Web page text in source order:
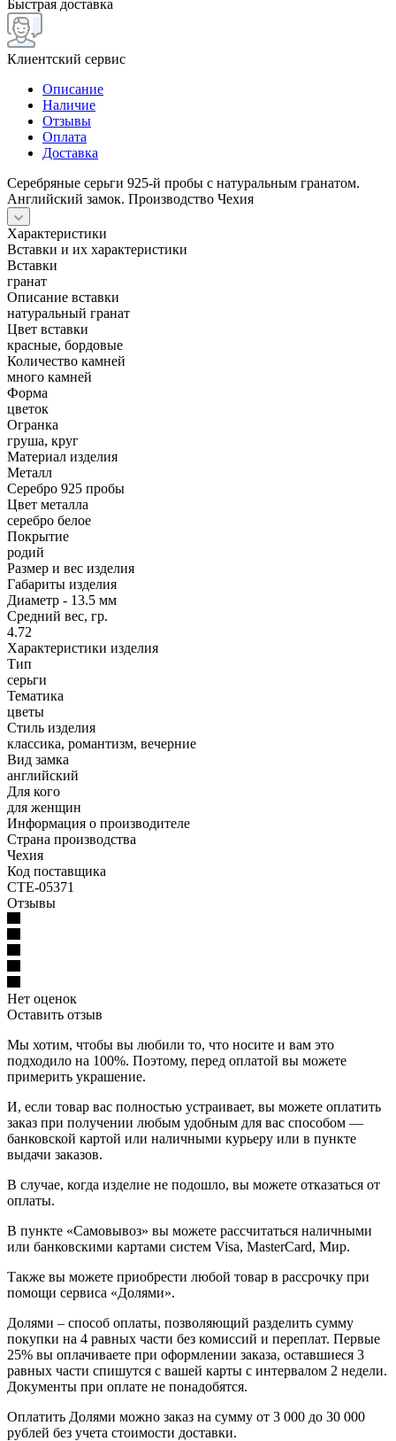
Быстрая доставка
Клиентский сервис
Описание
Наличие
Отзывы
Оплата
Доставка
Серебряные серьги 925-й пробы с натуральным гранатом.
Английский замок. Производство Чехия
Характеристики
Вставки и их характеристики
Вставки
гранат
Описание вставки
натуральный гранат
Цвет вставки
красные, бордовые
Количество камней
много камней
Форма
цветок
Огранка
груша, круг
Материал изделия
Металл
Серебро 925 пробы
Цвет металла
серебро белое
Покрытие
родий
Размер и вес изделия
Габариты изделия
Диаметр - 13.5 мм
Средний вес, гр.
4.72
Характеристики изделия
Тип
серьги
Тематика
цветы
Стиль изделия
классика, романтизм, вечерние
Вид замка
английский
Для кого
для женщин
Информация о производителе
Страна производства
Чехия
Код поставщика
CTE-05371
Отзывы
Нет оценок
Оставить отзыв
Мы хотим, чтобы вы любили то, что носите и вам это
подходило на 100%. Поэтому, перед оплатой вы можете
примерить украшение.
И, если товар вас полностью устраивает, вы можете оплатить
заказ при получении любым удобным для вас способом —
банковской картой или наличными курьеру или в пункте
выдачи заказов.
В случае, когда изделие не подошло, вы можете отказаться от
оплаты.
В пункте «Самовывоз» вы можете рассчитаться наличными
или банковскими картами систем Visa, MasterCard, Мир.
Также вы можете приобрести любой товар в рассрочку при
помощи сервиса «Долями».
Долями – способ оплаты, позволяющий разделить сумму
покупки на 4 равных части без комиссий и переплат. Первые
25% вы оплачиваете при оформлении заказа, оставшиеся 3
равных части спишутся с вашей карты с интервалом 2 недели.
Документы при оплате не понадобятся.
Оплатить Долями можно заказ на сумму от 3 000 до 30 000
рублей без учета стоимости доставки.